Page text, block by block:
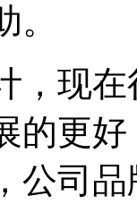
，现
的更
公司